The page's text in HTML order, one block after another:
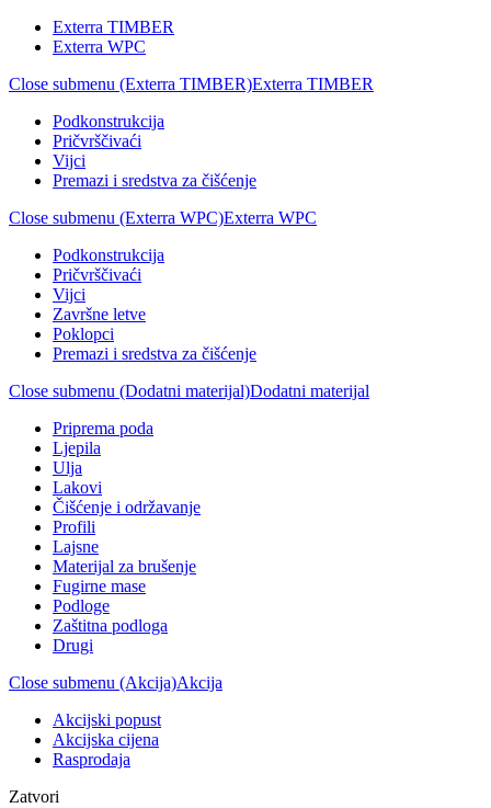
Exterra TIMBER
Exterra WPC
Close submenu (Exterra TIMBER)Exterra TIMBER
Podkonstrukcija
Pričvrščivaći
Vijci
Premazi i sredstva za čišćenje
Close submenu (Exterra WPC)Exterra WPC
Podkonstrukcija
Pričvrščivaći
Vijci
Završne letve
Poklopci
Premazi i sredstva za čišćenje
Close submenu (Dodatni materijal)Dodatni materijal
Priprema poda
Ljepila
Ulja
Lakovi
Čišćenje i održavanje
Profili
Lajsne
Materijal za brušenje
Fugirne mase
Podloge
Zaštitna podloga
Drugi
Close submenu (Akcija)Akcija
Akcijski popust
Akcijska cijena
Rasprodaja
Zatvori